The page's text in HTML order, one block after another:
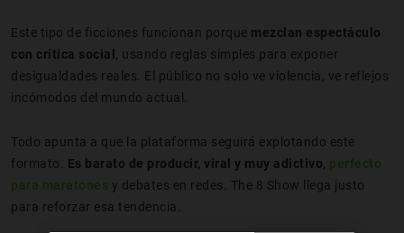
Este tipo de ficciones funcionan porque mezclan espectáculo
con crítica social , usando reglas simples para exponer
desigualdades reales. El público no solo ve violencia, ve reflejos
incómodos del mundo actual.
Todo apunta a que la plataforma seguirá explotando este
formato. Es barato de producir, viral y muy adictivo, perfecto
para maratones y debates en redes. The 8 Show llega justo
para reforzar esa tendencia.